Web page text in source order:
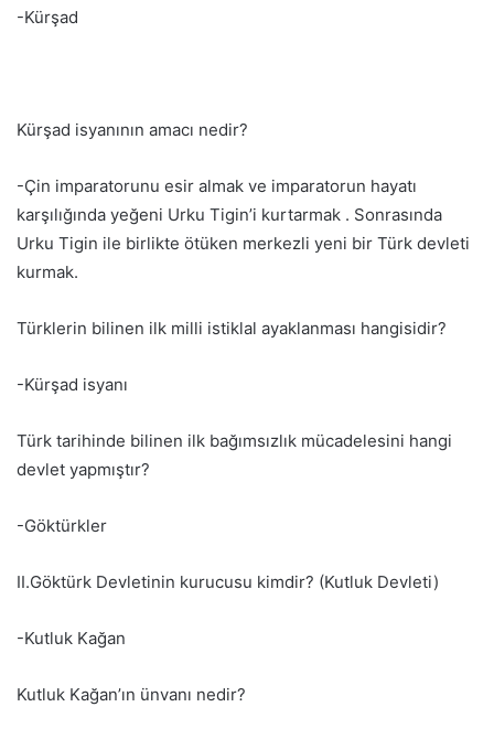
-Kürşad
Kürşad isyanının amacı nedir?
-Çin imparatorunu esir almak ve imparatorun hayatı
karşılığında yeğeni Urku Tigin’i kurtarmak . Sonrasında
Urku Tigin ile birlikte ötüken merkezli yeni bir Türk devleti
kurmak.
Türklerin bilinen ilk milli istiklal ayaklanması hangisidir?
-Kürşad isyanı
Türk tarihinde bilinen ilk bağımsızlık mücadelesini hangi
devlet yapmıştır?
-Göktürkler
II.Göktürk Devletinin kurucusu kimdir? (Kutluk Devleti)
-Kutluk Kağan
Kutluk Kağan’ın ünvanı nedir?